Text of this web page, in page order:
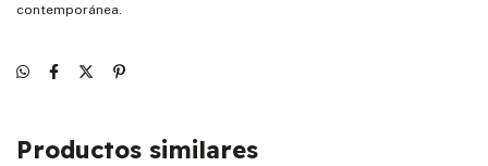
contemporánea.
Productos similares